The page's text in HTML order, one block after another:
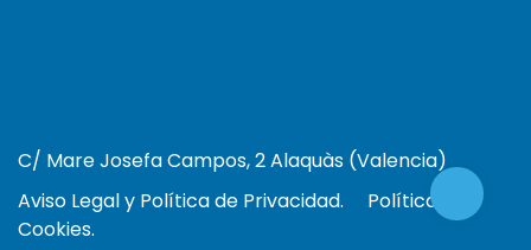
C/ Mare Josefa Campos, 2 Alaquàs (Valencia)
Aviso Legal y Política de Privacidad.
Política de
Cookies.